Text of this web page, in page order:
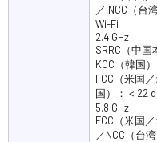
／ NCC（台
Wi-Fi
2.4 GHz
SRRC（中
KCC（韓国
FCC（米国
国）： < 22
5.8 GHz
FCC（米国
／NCC（台